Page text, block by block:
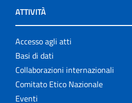
ATTIVITÀ
Accesso agli atti
Basi di dati
Collaborazioni internazionali
Comitato Etico Nazionale
Eventi